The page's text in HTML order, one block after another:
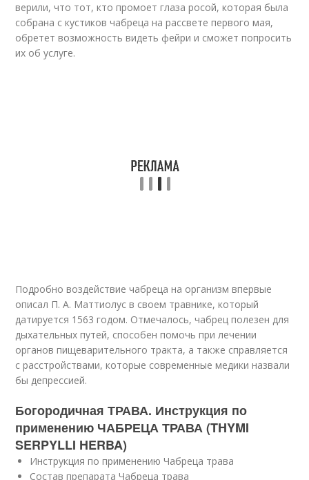
верили, что тот, кто промоет глаза росой, которая была
собрана с кустиков чабреца на рассвете первого мая,
обретет возможность видеть фейри и сможет попросить
их об услуге.
Подробно воздействие чабреца на организм впервые
описал П. А. Маттиолус в своем травнике, который
датируется 1563 годом. Отмечалось, чабрец полезен для
дыхательных путей, способен помочь при лечении
органов пищеварительного тракта, а также справляется
с расстройствами, которые современные медики назвали
бы депрессией.
Богородичная ТРАВА. Инструкция по
применению ЧАБРЕЦА ТРАВА (THYMI
SERPYLLI HERBA)
Инструкция по применению Чабреца трава
Состав препарата Чабреца трава